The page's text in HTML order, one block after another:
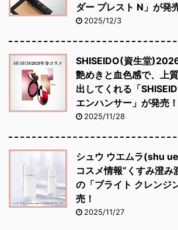
ダー プレスト N」が発
2025/12/3
SHISEIDO(資生堂
艶めきと血色感で、上
出してくれる「
エンハンサー」が発売！
2025/11/28
シュウ ウエムラ(shu
コスメ情報“くすみ澄み
の「ブライト クレンジ
売！
2025/11/27